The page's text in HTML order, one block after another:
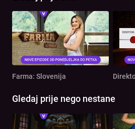
Farma: Slovenija
Gledaj prije nego nestane